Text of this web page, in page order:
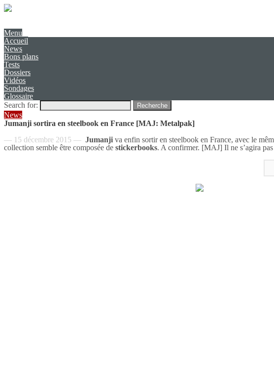
Menu
Accueil
News
Bons plans
Tests
Dossiers
Vidéos
Sondages
Glossaire
Search for:
Recherche
News
Jumanji sortira en steelbook en France [MAJ: Metalpak]
— 15 décembre 2015 — Jumanji va enfin sortir en steelbook en France, avec le
collection semble être composée de stickerbooks. A confirmer. [MAJ] Il ne s’agira